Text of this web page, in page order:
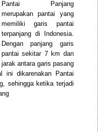
Pantai Panjang
merupakan pantai yang
memiliki garis pantai
terpanjang di Indonesia.
Dengan panjang garis
pantai sekitar 7 km dan
jarak antara garis pasang
ini dikarenakan Pantai
sehingga ketika terjadi